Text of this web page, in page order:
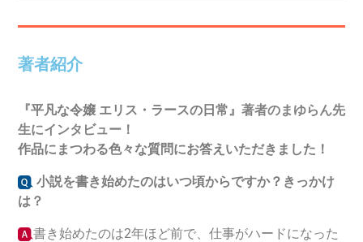
著者紹介​
『平凡な令嬢 エリス・ラースの日常 』著者のまゆらん先
生にインタビュー！
作品にまつわる色々な質問にお答えいただきました！
小説を書き始めたのはいつ頃からですか？きっかけ
は？
書き始めたのは2年ほど前で、仕事がハードになった